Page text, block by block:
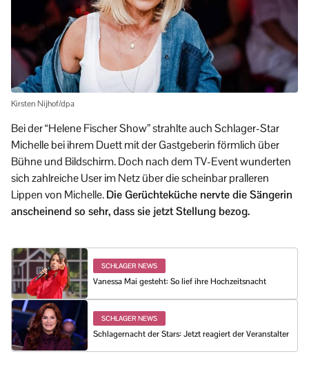
Kirsten Nijhof/dpa
Bei der “Helene Fischer Show” strahlte auch Schlager-Star
Michelle bei ihrem Duett mit der Gastgeberin förmlich über
Bühne und Bildschirm. Doch nach dem TV-Event wunderten
sich zahlreiche User im Netz über die scheinbar pralleren
Lippen von Michelle.Die Gerüchteküche nervte die Sängerin
anscheinend so sehr, dass sie jetzt Stellung bezog.
SCHLAGER NEWS
Vanessa Mai gesteht: So lief ihre Hochzeitsnacht
SCHLAGER NEWS
Schlagernacht der Stars: Jetzt reagiert der Veranstalter